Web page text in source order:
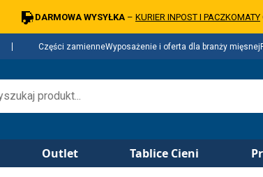
DARMOWA WYSYŁKA – KURIER INPOST I PACZKOMATY
Części zamienneWyposażenie i oferta dla branży mięsnej
Outlet Tablice Cieni